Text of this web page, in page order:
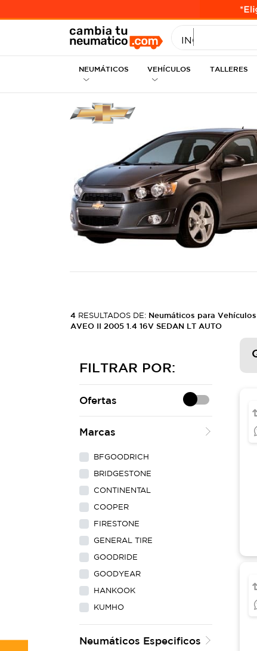
INGRESE
NEUMÁTICOS VEHÍCULOS TALLERES
4 RESULTADOS DE: Neumáticos para Vehículos
AVEO II 2005 1.4 16V SEDAN LT AUTO
FILTRAR POR:
Ofertas
Marcas
BFGOODRICH
BRIDGESTONE
CONTINENTAL
COOPER
FIRESTONE
GENERAL TIRE
GOODRIDE
GOODYEAR
HANKOOK
KUMHO
LING LONG
MAXXIS
Neumáticos Especificos